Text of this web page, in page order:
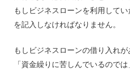
もしビジネスローンを利用して
を記入しなければなりません。
もしビジネスローンの借り入れ
「資金繰りに苦しんでいるので